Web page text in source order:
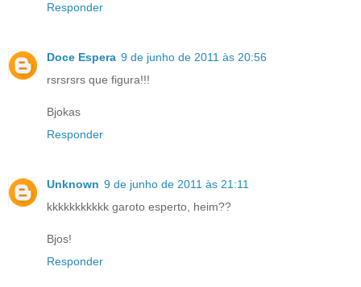
Responder
Doce Espera 9 de junho de 2011 às 20:56
rsrsrsrs que figura!!!
Bjokas
Responder
Unknown 9 de junho de 2011 às 21:11
kkkkkkkkkkk garoto esperto, heim??
Bjos!
Responder